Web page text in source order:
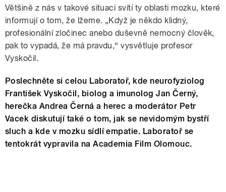
Většině z nás v takové situaci svítí ty oblasti mozku, které
informují o tom, že lžeme. „Když je někdo klidný,
profesionální zločinec anebo duševně nemocný člověk,
pak to vypadá, že má pravdu,“ vysvětluje profesor
Vyskočil.
Poslechněte si celou Laboratoř, kde neurofyziolog
František Vyskočil, biolog a imunolog Jan Černý,
herečka Andrea Černá a herec a moderátor Petr
Vacek diskutují také o tom, jak se nevidomým bystří
sluch a kde v mozku sídlí empatie. Laboratoř se
tentokrát vypravila na Academia Film Olomouc.